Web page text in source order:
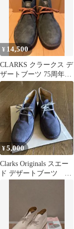
¥ 14,500
CLARKS クラークス デ
ザートブーツ 75周年限
定モデル 27.5セン
チ
¥5,000
Clarks Originals スエー
ド デザートブーツ ブ